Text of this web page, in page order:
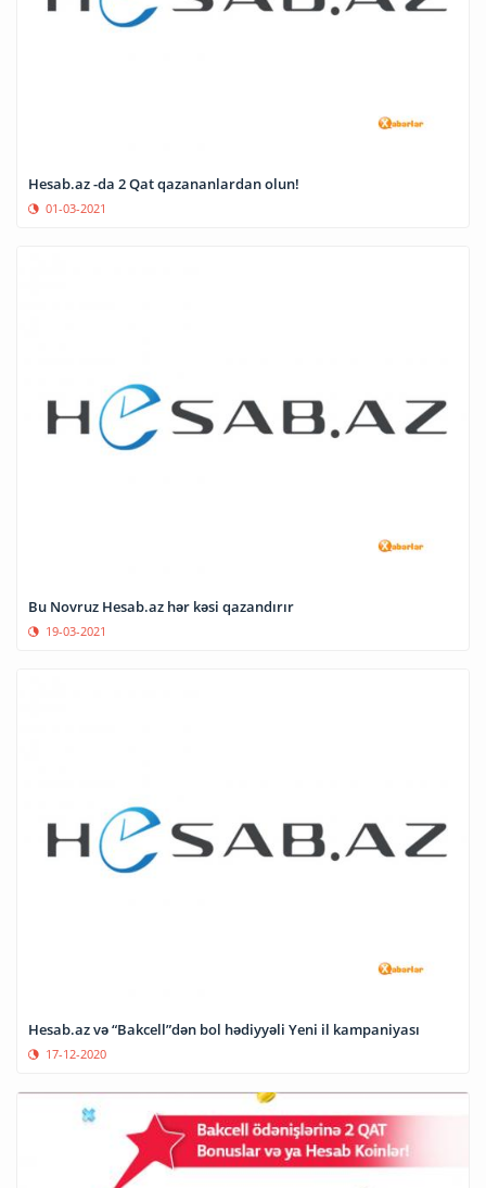
Hesab.az -da 2 Qat qazananlardan olun!
01-03-2021
Bu Novruz Hesab.az hər kəsi qazandırır
19-03-2021
Hesab.az və “Bakcell”dən bol hədiyyəli Yeni il kampaniyası
17-12-2020